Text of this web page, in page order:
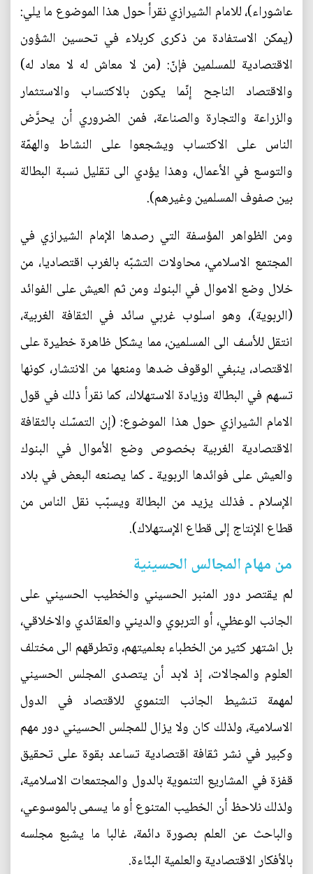
عاشوراء)، للامام الشيرازي نقرأ حول هذا الموضوع ما يلي:
(يمكن الاستفادة من ذكرى كربلاء في تحسين الشؤون
الاقتصادية للمسلمين فإنّ: (من لا معاش له لا معاد له)
والاقتصاد الناجح إنّما يكون بالاكتساب والاستثمار
والزراعة والتجارة والصناعة، فمن الضروري أن يحرَّض
الناس على الاكتساب ويشجعوا على النشاط والهمّة
والتوسع في الأعمال، وهذا يؤدي الى تقليل نسبة البطالة
بين صفوف المسلمين وغيرهم).
ومن الظواهر المؤسفة التي رصدها الإمام الشيرازي في
المجتمع الاسلامي، محاولات التشبّه بالغرب اقتصاديا، من
خلال وضع الاموال في البنوك ومن ثم العيش على الفوائد
(الربوية)، وهو اسلوب غربي سائد في الثقافة الغربية،
انتقل للأسف الى المسلمين، مما يشكل ظاهرة خطيرة على
الاقتصاد، ينبغي الوقوف ضدها ومنعها من الانتشار، كونها
تسهم في البطالة وزيادة الاستهلاك، كما نقرأ ذلك في قول
الامام الشيرازي حول هذا الموضوع: (إن التمسّك بالثقافة
الاقتصادية الغربية بخصوص وضع الأموال في البنوك
والعيش على فوائدها الربوية ـ كما يصنعه البعض في بلاد
الإسلام ـ فذلك يزيد من البطالة ويسبّب نقل الناس من
قطاع الإنتاج إلى قطاع الإستهلاك).
من مهام المجالس الحسينية
لم يقتصر دور المنبر الحسيني والخطيب الحسيني على
الجانب الوعظي، أو التربوي والديني والعقائدي والاخلاقي،
بل اشتهر كثير من الخطباء بعلميتهم، وتطرقهم الى مختلف
العلوم والمجالات، إذ لابد أن يتصدى المجلس الحسيني
لمهمة تنشيط الجانب التنموي للاقتصاد في الدول
الاسلامية، ولذلك كان ولا يزال للمجلس الحسيني دور مهم
وكبير في نشر ثقافة اقتصادية تساعد بقوة على تحقيق
قفزة في المشاريع التنموية بالدول والمجتمعات الاسلامية،
ولذلك نلاحظ أن الخطيب المتنوع أو ما يسمى بالموسوعي،
والباحث عن العلم بصورة دائمة، غالبا ما يشبع مجلسه
بالأفكار الاقتصادية والعلمية البنّاءة.